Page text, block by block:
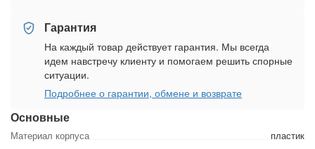
Основные
Материал корпуса пластик
Гарантия
На каждый товар действует гарантия. Мы всегда
идем навстречу клиенту и помогаем решить спорные
ситуации.
Подробнее о гарантии, обмене и возврате